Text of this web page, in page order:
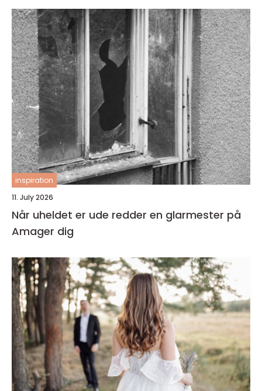
inspiration
11. July 2026
Når uheldet er ude redder en glarmester på
Amager dig